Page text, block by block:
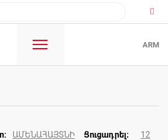
ARM
ԱՄԵՆԱՀԱՅՏՆԻ 12